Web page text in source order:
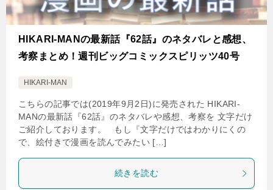
HIKARI-MANの最新話『62話』のネタバレと感想、
考察まとめ！週刊ビッグコミックスピリッツ40号
HIKARI-MAN
こちらの記事では(2019年9月2日)に発売された HIKARI-
MANの最新話『62話』のネタバレや感想、考察を 文字だけ
ご紹介しております。 もし『文字だけではわかりにくの
で、絵付きで漫画を読んでみたい […]
続きを読む